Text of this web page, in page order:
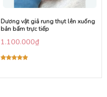
Dương vật giả rung thụt lên xuống
bản bấm trực tiếp
1.100.000₫
5 sao